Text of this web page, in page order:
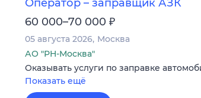
Оператор – заправщик АЗК
60 000–70 000 ₽
05 августа 2026 Москва
АО "РН-Москва"
Оказывать услуги по заправке
Показать ещё